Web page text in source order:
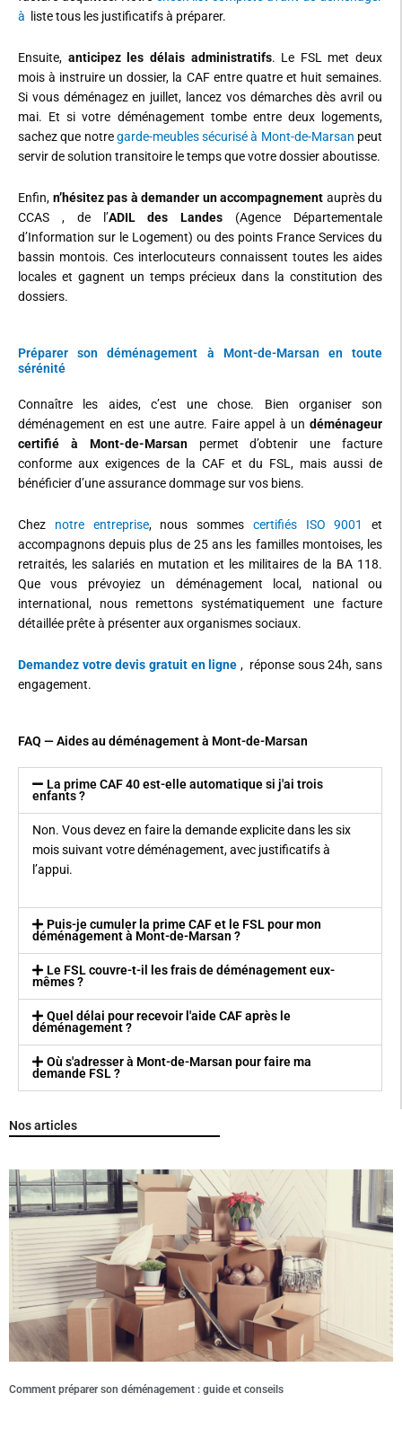
à
liste tous les justificatifs à préparer.
Ensuite, anticipez les délais administratifs. Le FSL met deux
mois à instruire un dossier, la CAF entre quatre et huit semaines.
Si vous déménagez en juillet, lancez vos démarches dès avril ou
mai. Et si votre déménagement tombe entre deux logements,
sachez que notre garde-meubles sécurisé à Mont-de-Marsan peut
servir de solution transitoire le temps que votre dossier aboutisse.
Enfin, n’hésitez pas à demander un accompagnement auprès du
CCAS , de l’ADIL des Landes (Agence Départementale
d’Information sur le Logement) ou des points France Services du
bassin montois. Ces interlocuteurs connaissent toutes les aides
locales et gagnent un temps précieux dans la constitution des
dossiers.
Préparer son déménagement à Mont-de-Marsan en toute
sérénité
Connaître les aides, c’est une chose. Bien organiser son
déménagement en est une autre. Faire appel à un déménageur
certifié à Mont-de-Marsanpermet d’obtenir une facture
conforme aux exigences de la CAF et du FSL, mais aussi de
bénéficier d’une assurance dommage sur vos biens.
Chez notre entreprise, nous sommes certifiés ISO 9001
et
accompagnons depuis plus de 25 ans les familles montoises, les
retraités, les salariés en mutation et les militaires de la BA 118.
Que vous prévoyiez un
déménagement local, national ou
international , nous remettons systématiquement une facture
détaillée prête à présenter aux organismes sociaux.
Demandez votre devis gratuit en ligne , réponse sous 24h, sans
engagement.
FAQ — Aides au déménagement à Mont-de-Marsan
La prime CAF 40 est-elle automatique si j'ai trois
enfants ?
Non. Vous devez en faire la demande explicite dans les six
mois suivant votre déménagement, avec justificatifs à
l’appui.
Puis-je cumuler la prime CAF et le FSL pour mon
déménagement à Mont-de-Marsan ?
Le FSL couvre-t-il les frais de déménagement eux-
mêmes ?
Quel délai pour recevoir l'aide CAF après le
déménagement ?
Où s'adresser à Mont-de-Marsan pour faire ma
demande FSL ?
Nos articles
Comment préparer son déménagement : guide et conseils